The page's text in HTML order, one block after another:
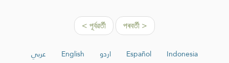
< পূৰ্বৱৰ্তী পৰবৰ্তী >
عربي English اردو Español
Indonesia